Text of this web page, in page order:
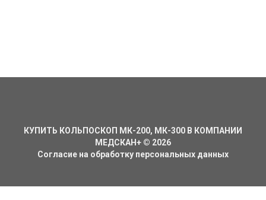
КУПИТЬ КОЛЬПОСКОП МК-200, МК-300 В КОМПАНИИ
МЕДСКАН+ © 2026
Согласие на обработку персональных данных